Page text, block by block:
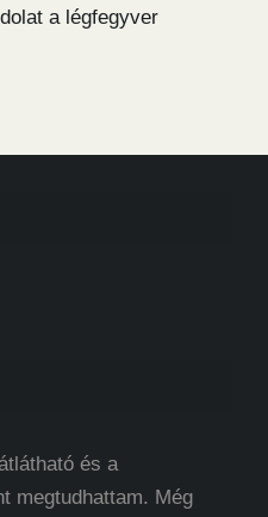
a légfegyver
és a
megtudhattam. Még